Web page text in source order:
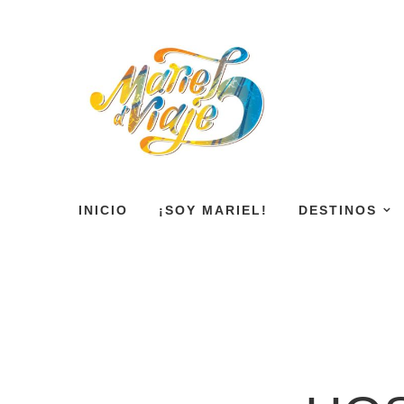
INICIO ¡SOY MARIEL! DESTINOS